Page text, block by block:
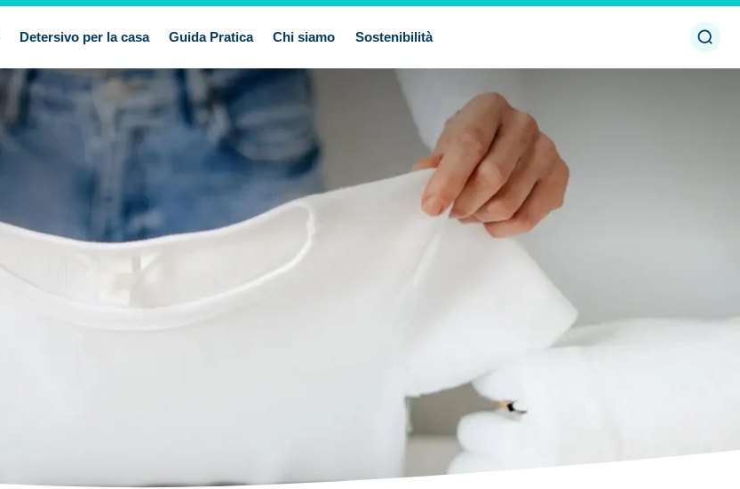
Detersivo per la casa Guida Pratica Chi siamo Sostenibilità